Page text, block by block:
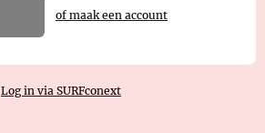
of maak een account
Log in via SURFconext